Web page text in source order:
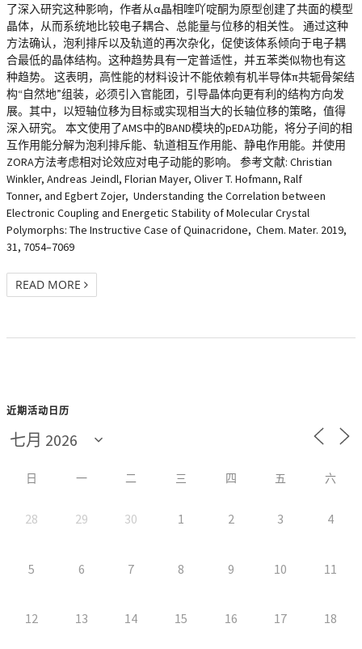
了深入研究这种影响，作者从α晶相喹吖啶酮为原型创建了共面的模型
晶体，从而系统地比较电子耦合、总能量与位移的相关性。 通过这种
方法确认，泡利排斥以及轨道的再次杂化，促使该体系倾向于电子耦
合最低的晶体结构。这种趋势具有一定普适性，并五苯类似物也有这
种趋势。 这表明，高性能的材料设计不能依赖有机半导体π共轭骨架结
构“自然地”组装，必须引入官能团，引导晶体向更有利的结构方向发
展。其中，以短轴位移为目标或实现相当大的长轴位移的策略，值得
深入研究。 本文使用了AMS中的BAND模块的pEDA功能，将分子间的相
互作用能分解为泡利排斥能、轨道相互作用能、静电作用能。并使用
ZORA方法考虑相对论效应对电子动能的影响。 参考文献: Christian
Winkler, Andreas Jeindl, Florian Mayer, Oliver T. Hofmann, Ralf
Tonner, and Egbert Zojer, Understanding the Correlation between
Electronic Coupling and Energetic Stability of Molecular Crystal
Polymorphs: The Instructive Case of Quinacridone, Chem. Mater. 2019,
31, 7054–7069
READ MORE
近期活动日历
日 一 二 三 四 五 六
28 29 30 1 2 3 4
5 6 7 8 9 10 11
12 13 14 15 16 17 18